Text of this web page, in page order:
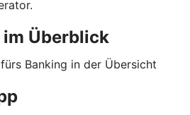
Überblick
Banking in der Übersicht